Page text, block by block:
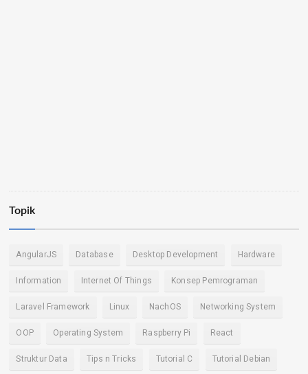
Topik
AngularJS Database Desktop Development Hardware
Information Internet Of Things Konsep Pemrograman
Laravel Framework Linux NachOS Networking System
OOP Operating System Raspberry Pi React
Struktur Data Tips n Tricks Tutorial C Tutorial Debian